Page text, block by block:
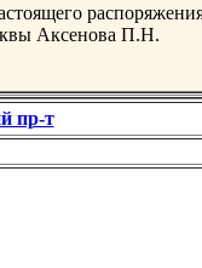
Аксенова П.Н.
пр-т